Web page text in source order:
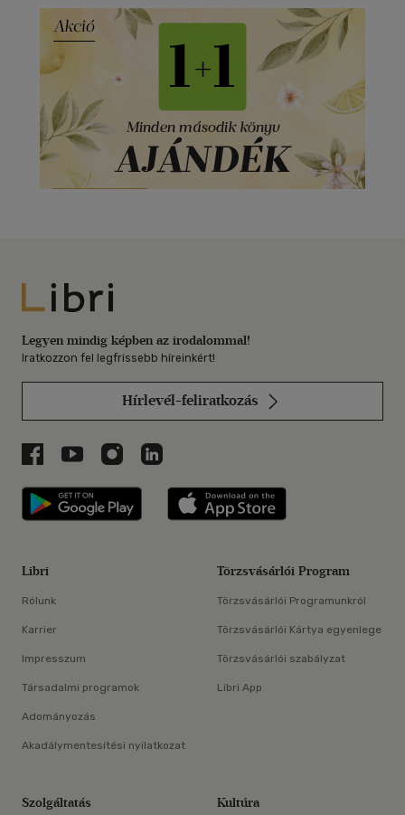
Libri
Legyen mindig képben az irodalommal!
Iratkozzon fel legfrissebb híreinkért!
Hírlevél-feliratkozás
Libri a Facebookon
Libri a Youtube-on
Libri az Instagramon
Libri a LinkedInen
Libri applikáció Szerezd meg: Google
Libri
Rólunk
Karrier
Impresszum
Társadalmi programok
Adományozás
Akadálymentesítési nyilatkozat
Törzsvásárlói Program
Törzsvásárlói Programunkról
Törzsvásárlói Kártya egyenlege
Törzsvásárlói szabályzat
Libri App
Szolgáltatás Kultúra